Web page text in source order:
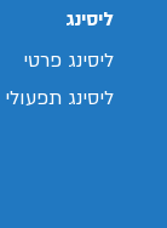
ליסינג
ליסינג פרטי
ליסינג תפעולי